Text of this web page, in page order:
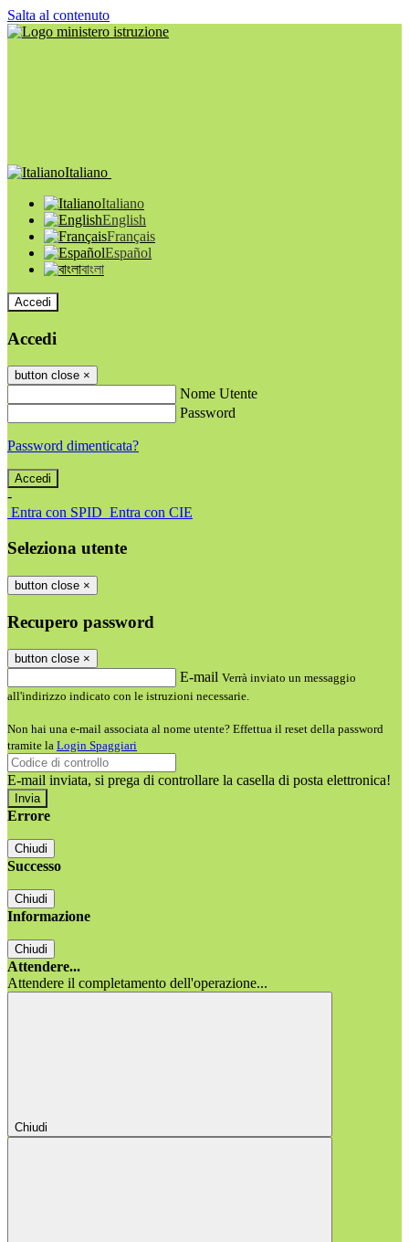
Salta al contenuto
Italiano
Italiano
English
Français
Español
বাংলা
Accedi
Accedi
button close ×
Nome Utente
Password
Password dimenticata?
-
Entra con SPID Entra con CIE
Seleziona utente
button close ×
Recupero password
button close ×
E-mail Verrà inviato un messaggio
all'indirizzo indicato con le istruzioni necessarie.
Non hai una e-mail associata al nome utente? Effettua il reset della password
tramite la Login Spaggiari
E-mail inviata, si prega di controllare la casella di posta elettronica!
Errore
Chiudi
Successo
Chiudi
Informazione
Chiudi
Attendere...
Attendere il completamento dell'operazione...
Chiudi